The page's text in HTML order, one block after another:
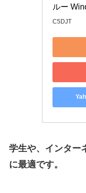
ルー
C5DJT
学生や、インター
に最適です。